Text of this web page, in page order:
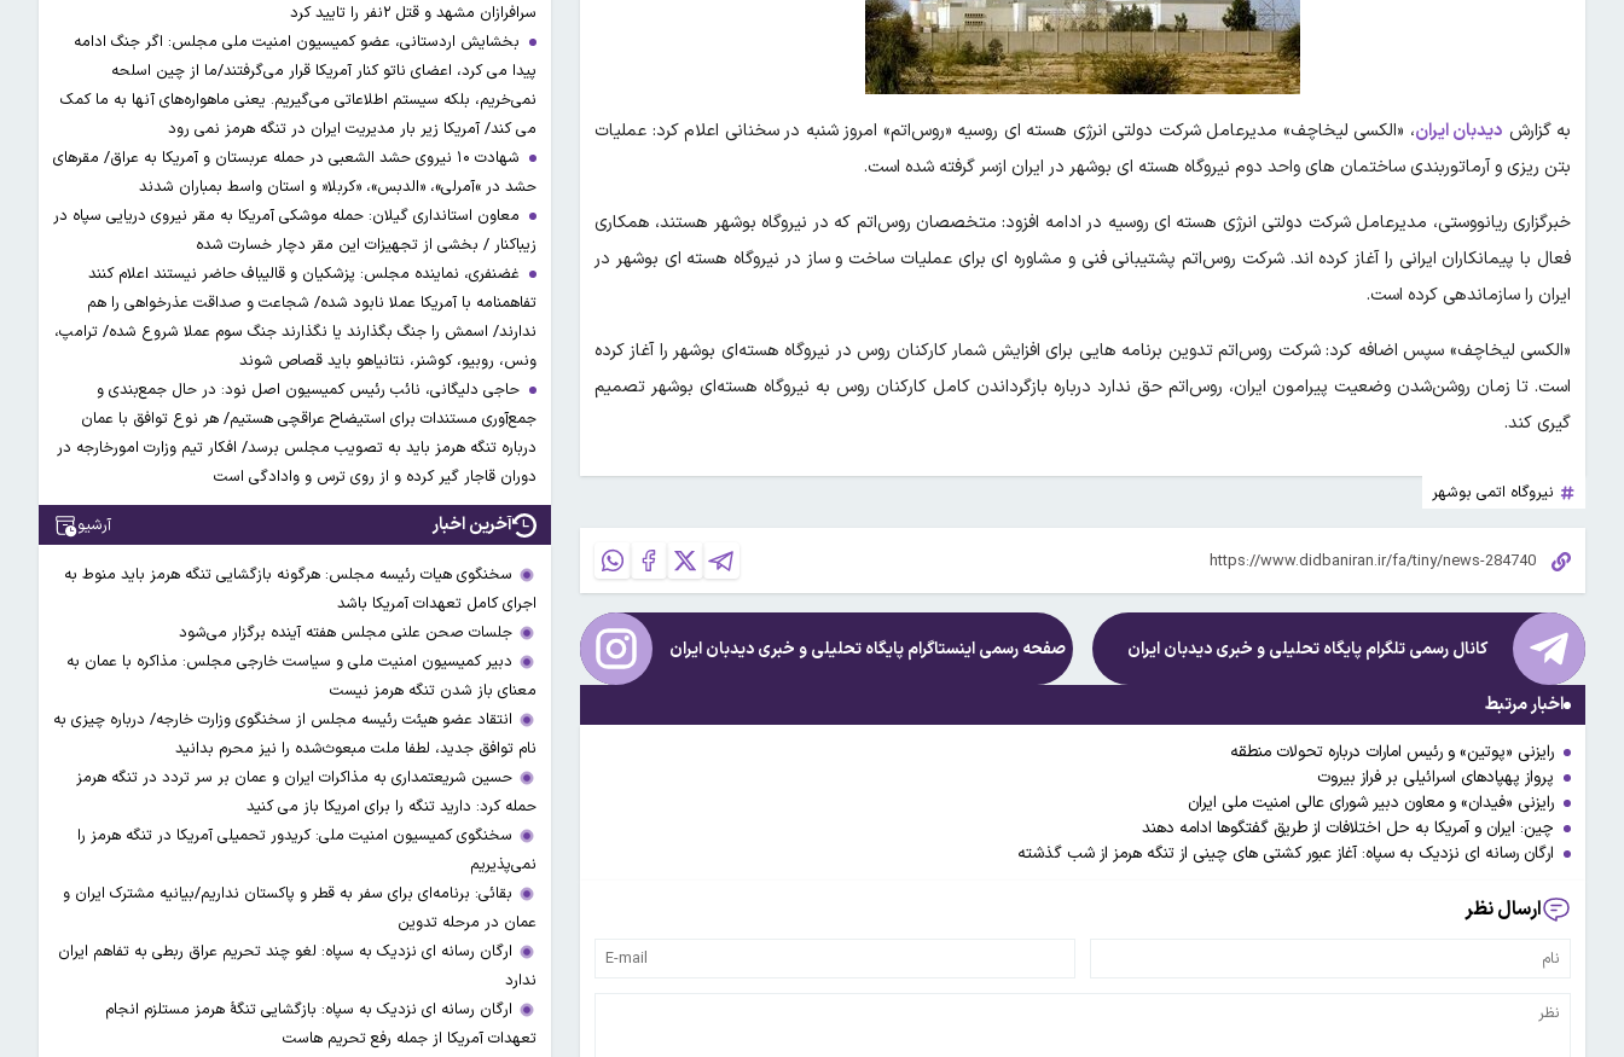
به گزارش دیدبان ایران، «الکسی لیخاچف» مدیرعامل شرکت دولتی انرژی هسته‌ ای روسیه «روس‌اتم» امروز شنبه در سخنانی اعلام کرد: عملیات
بتن‌ ریزی و آرماتوربندی ساختمان‌ های واحد دوم نیروگاه هسته‌ ای بوشهر در ایران ازسر گرفته شده است.
خبرگزاری ریانووستی، مدیرعامل شرکت دولتی انرژی هسته‌ ای روسیه در ادامه افزود: متخصصان روس‌اتم که در نیروگاه بوشهر هستند، همکاری
فعال با پیمانکاران ایرانی را آغاز کرده‌ اند. شرکت روس‌اتم پشتیبانی فنی و مشاوره‌ ای برای عملیات ساخت‌ و ساز در نیروگاه هسته‌ ای بوشهر در
ایران را سازماندهی کرده است.
«الکسی لیخاچف» سپس اضافه کرد: شرکت روس‌اتم تدوین برنامه‌ هایی برای افزایش شمار کارکنان روس در نیروگاه هسته‌ای بوشهر را آغاز کرده
است. تا زمان روشن‌شدن وضعیت پیرامون ایران، روس‌اتم حق ندارد درباره بازگرداندن کامل کارکنان روس به نیروگاه هسته‌ای بوشهر تصمیم‌
گیری کند.
نیروگاه اتمی بوشهر
کانال رسمی تلگرام پایگاه تحلیلی و خبریدیدبان ایران صفحه رسمی اینستاگرام پایگاه تحلیلی و خبریدیدبان ایران
اخبار مرتبط
رایزنی «پوتین» و رئیس امارات درباره تحولات منطقه
پرواز پهپادهای اسرائیلی بر فراز بیروت
رایزنی «فیدان» و معاون دبیر شورای عالی امنیت ملی ایران
چین: ایران و آمریکا به حل اختلافات از طریق گفتگوها ادامه دهند
ارگان رسانه ای نزدیک به سپاه: آغاز عبور کشتی های چینی از تنگه هرمز از شب گذشته
ارسال نظر
سرافرازان مشهد و قتل ۲نفر را تایید کرد
بخشایش اردستانی، عضو کمیسیون امنیت ملی مجلس: اگر جنگ ادامه
پیدا می کرد، اعضای ناتو کنار آمریکا قرار می‌گرفتند/ما از چین اسلحه
نمی‌خریم، بلکه سیستم اطلاعاتی می‌گیریم. یعنی ماهواره‌های آنها به ما کمک
می کند/ آمریکا زیر بار مدیریت ایران در تنگه هرمز نمی رود
شهادت ۱۰ نیروی حشد الشعبی در حمله عربستان و آمریکا به عراق/ مقرهای
حشد در »آمرلی»، «الدبس»، «کربلا« و استان واسط بمباران شدند
معاون استانداری گیلان: حمله موشکی آمریکا به مقر نیروی دریایی سپاه در
زیباکنار / بخشی از تجهیزات این مقر دچار خسارت شده
غضنفری، نماینده مجلس: پزشکیان و قالیباف حاضر نیستند اعلام کنند
تفاهمنامه با آمریکا عملا نابود شده/ شجاعت و صداقت عذرخواهی را هم
ندارند/ اسمش را جنگ بگذارند یا نگذارند جنگ سوم عملا شروع شده/ ترامپ،
ونس، روبیو، کوشنر، نتانیاهو باید قصاص شوند
حاجی دلیگانی، نائب رئیس کمیسیون اصل نود: در حال جمع‌بندی و
جمع‌آوری مستندات برای استیضاح عراقچی هستیم/ هر نوع توافق با عمان
درباره تنگه هرمز باید به تصویب مجلس برسد/ افکار تیم وزارت امورخارجه در
دوران قاجار گیر کرده و از روی ترس و وادادگی است
آخرین اخبار آرشیو
سخنگوی هیات رئیسه مجلس: هرگونه بازگشایی تنگه هرمز باید منوط به
اجرای کامل تعهدات آمریکا باشد
جلسات صحن علنی مجلس هفته آینده برگزار می‌شود
دبیر کمیسیون امنیت ملی و سیاست خارجی مجلس: مذاکره با عمان به
معنای باز شدن تنگه هرمز نیست
انتقاد عضو هیئت رئیسه مجلس از سخنگوی وزارت خارجه/ درباره چیزی به
نام توافق جدید، لطفا ملت مبعوث‌شده را نیز محرم بدانید
حسین شریعتمداری به مذاکرات ایران و عمان بر سر تردد در تنگه هرمز
حمله کرد: دارید تنگه را برای امریکا باز می کنید
سخنگوی کمیسیون امنیت ملی: کریدور تحمیلی آمریکا در تنگه هرمز را
نمی‌پذیریم
بقائی: برنامه‌ای برای سفر به قطر و پاکستان نداریم/بیانیه مشترک ایران و
عمان در مرحله تدوین
ارگان رسانه ای نزدیک به سپاه: لغو چند تحریم عراق ربطی به تفاهم ایران
ندارد
ارگان رسانه ای نزدیک به سپاه: بازگشایی تنگۀ هرمز مستلزم انجام
تعهدات آمریکا از جمله رفع تحریم هاست